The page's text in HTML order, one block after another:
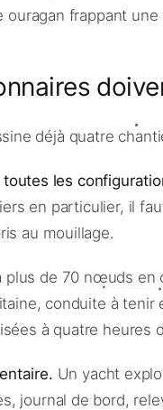
frappant
déjà quatre
les
en particulier, il
au mouillage.
plus de 70 nœuds en
conduite à
à quatre heures
Un yacht
journal de bord,